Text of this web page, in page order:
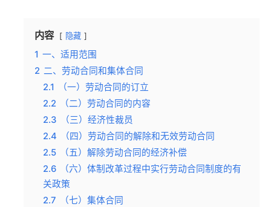
内容 隐藏
1 一、适用范围
2 二、劳动合同和集体合同
2.1
（一）劳动合同的订立
2.2
（二）劳动合同的内容
2.3
（三）经济性裁员
2.4
（四）劳动合同的解除和无效劳动合同
2.5
（五）解除劳动合同的经济补偿
2.6
（六）体制改革过程中实行劳动合同制度的有
关政策
2.7
（七）集体合同